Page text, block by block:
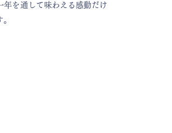
年を通して味わえる感動だけ
す。